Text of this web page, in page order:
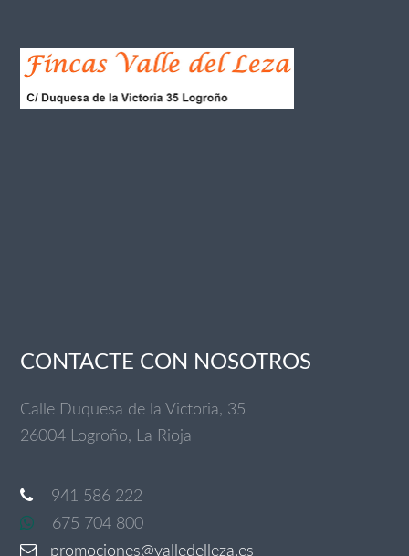
CONTACTE CON NOSOTROS
Calle Duquesa de la Victoria, 35
26004 Logroño, La Rioja
941 586 222
675 704 800
promociones@valledelleza.es